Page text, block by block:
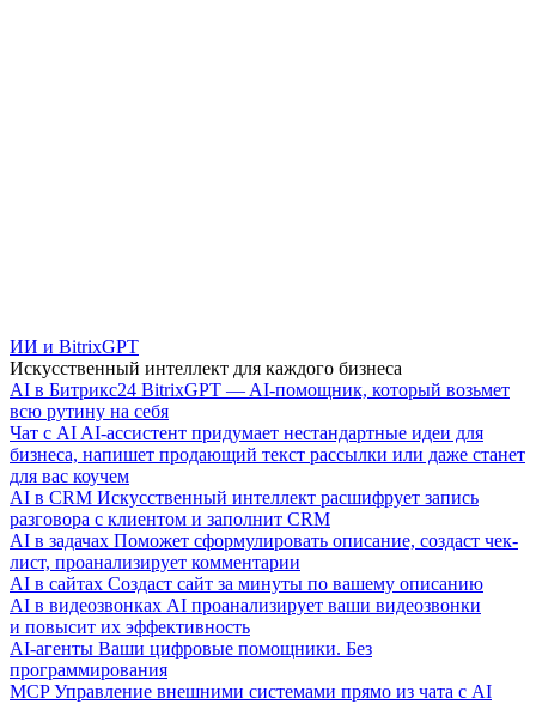
ИИ и BitrixGPT
Искусственный интеллект для каждого бизнеса
AI в Битрикс24 BitrixGPT — AI-помощник, который возьмет
всю рутину на себя
Чат с AI AI-ассистент придумает нестандартные идеи для
бизнеса, напишет продающий текст рассылки или даже станет
для вас коучем
AI в CRM Искусственный интеллект расшифрует запись
разговора с клиентом и заполнит CRM
AI в задачах Поможет сформулировать описание, создаст чек-
лист, проанализирует комментарии
AI в сайтах Создаст сайт за минуты по вашему описанию
AI в видеозвонках AI проанализирует ваши видеозвонки
и повысит их эффективность
AI-агенты Ваши цифровые помощники. Без
программирования
MCP Управление внешними системами прямо из чата с AI